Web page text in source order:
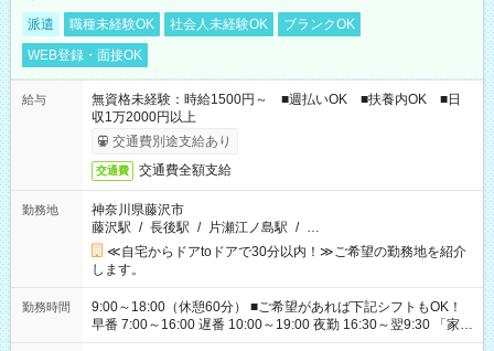
派遣 職種未経験OK 社会人未経験OK
ブランクOK
WEB登録・面接OK
給与
無資格未経験：時給1500円～ ■週払いOK ■扶養内OK ■日
収1万2000円以上
交通費別途支給あり
交通費 交通費全額支給
勤務地
神奈川県藤沢市
藤沢駅 / 長後駅 / 片瀬江ノ島駅 / …
≪自宅からドアtoドアで30分以内！≫ご希望の勤務地を紹介
します。
勤務時間
9:00～18:00（休憩60分） ■ご希望があれば下記シフトもOK！
早番 7:00～16:00 遅番 10:00～19:00 夜勤 16:30～翌9:30 「家族
と休みを合わせたい」 「余裕を持って夕飯の準備がしたい」